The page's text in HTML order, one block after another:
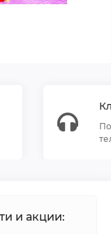
и акции: